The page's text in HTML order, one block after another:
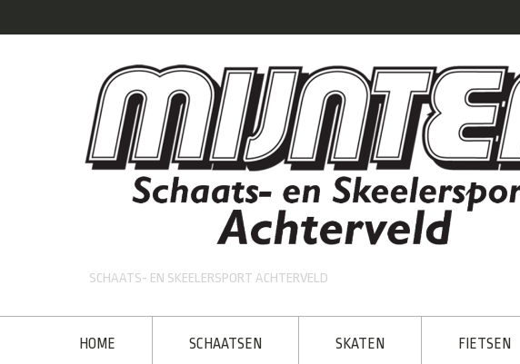
SCHAATS- EN SKEELERSPORT ACHTERVELD
HOME SCHAATSEN SKATEN FIETSEN